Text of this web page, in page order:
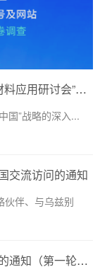
关于举办“2026康复医疗器械制造科技与材料应用研讨会”的通知
国”战略的深入...
交流访问的通知
伙伴、与乌兹别
转发关于召开第十一届中国药物警戒大会的通知（第一轮）——药品和医疗器械领域